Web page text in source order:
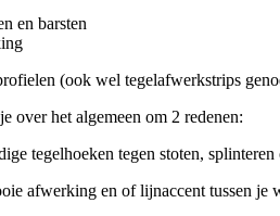
en barsten
(ook wel tegelafwerkstrips
over het algemeen om 2 redenen:
tegelhoeken tegen stoten, splinteren
afwerking en of lijnaccent tussen je